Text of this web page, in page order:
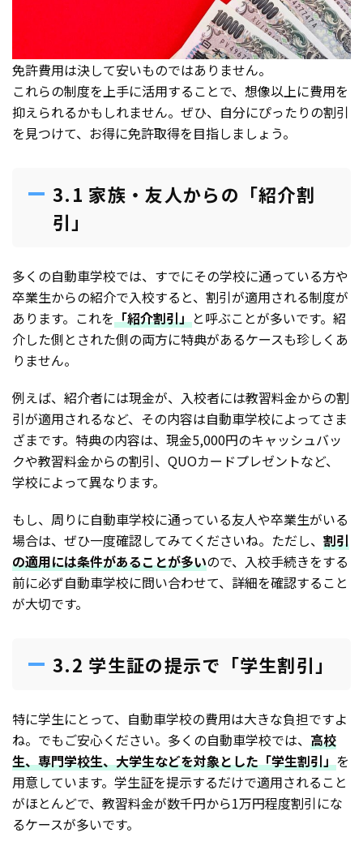
免許費用は決して安いものではありません。
これらの制度を上手に活用することで、想像以上に費用を
抑えられるかもしれません。ぜひ、自分にぴったりの割引
を見つけて、お得に免許取得を目指しましょう。
3.1 家族・友人からの「紹介割
引」
多くの自動車学校では、すでにその学校に通っている方や
卒業生からの紹介で入校すると、割引が適用される制度が
あります。これを「紹介割引」と呼ぶことが多いです。紹
介した側とされた側の両方に特典があるケースも珍しくあ
りません。
例えば、紹介者には現金が、入校者には教習料金からの割
引が適用されるなど、その内容は自動車学校によってさま
ざまです。特典の内容は、現金5,000円のキャッシュバッ
クや教習料金からの割引、QUOカードプレゼントなど、
学校によって異なります。
もし、周りに自動車学校に通っている友人や卒業生がいる
場合は、ぜひ一度確認してみてくださいね。ただし、 割引
の適用には条件があることが多いので、入校手続きをする
前に必ず自動車学校に問い合わせて、詳細を確認すること
が大切です。
3.2 学生証の提示で「学生割引」
特に学生にとって、自動車学校の費用は大きな負担ですよ
ね。でもご安心ください。多くの自動車学校では、 高校
生、専門学校生、大学生などを対象とした「学生割引」を
用意しています。学生証を提示するだけで適用されること
がほとんどで、教習料金が数千円から1万円程度割引にな
るケースが多いです。